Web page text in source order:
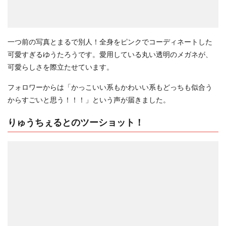
一つ前の写真とまるで別人！全身をピンクでコーディネートした
可愛すぎるゆうたろうです。愛用している丸い透明のメガネが、
可愛らしさを際立たせています。
フォロワーからは「かっこいい系もかわいい系もどっちも似合う
からすごいと思う！！！」という声が届きました。
りゅうちぇるとのツーショット！